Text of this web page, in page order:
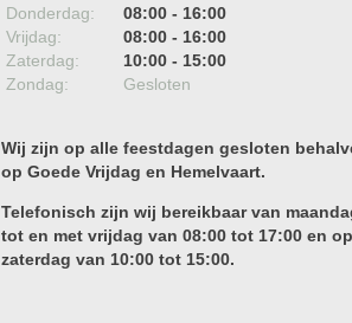
Donderdag:
08:00 - 16:00
Vrijdag:
08:00 - 16:00
Zaterdag:
10:00 - 15:00
Zondag:
Gesloten
Wij zijn op alle feestdagen gesloten
op Goede Vrijdag en Hemelvaart.
Telefonisch zijn wij bereikbaar van
tot en met vrijdag van 08:00 tot 17:00 en op
zaterdag van 10:00 tot 15:00.